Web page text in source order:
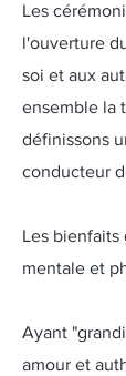
Les
l'ouverture
soi et aux
ensemble la
définissons
conducteur
Les bienfaits
mentale et
Ayant
amour et